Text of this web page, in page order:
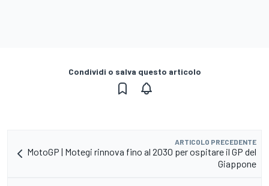
Condividi o salva questo articolo
ARTICOLO PRECEDENTE
MotoGP | Motegi rinnova fino al 2030 per ospitare il GP del
Giappone